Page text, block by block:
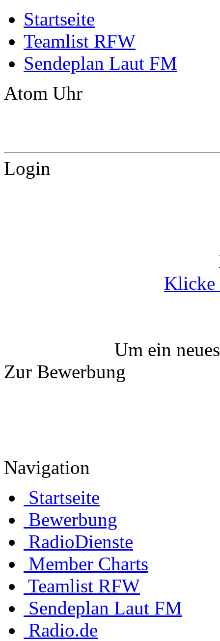
Startseite
Teamlist RFW
Sendeplan Laut FM
Atom Uhr
Login
Klicke
Um ein
Zur Bewerbung
Navigation
Startseite
Bewerbung
RadioDienste
Member Charts
Teamlist RFW
Sendeplan Laut FM
Radio.de